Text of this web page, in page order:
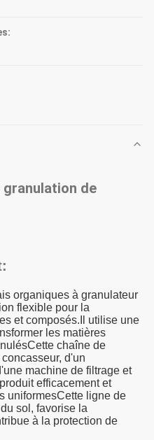
de
organiques à granulateur
flexible pour la
et composés.Il utilise une
les matières
chaîne de
d'un
machine de filtrage et
efficacement et
uniformesCette ligne de
sol, favorise la
à la protection de